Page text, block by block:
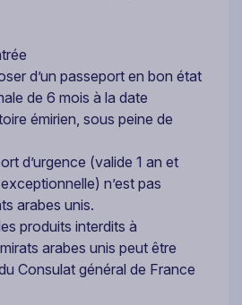
d’un passeport en bon état
de 6 mois à la date
émirien, sous peine de
d’urgence (valide 1 an et
n’est pas
arabes unis.
produits interdits à
arabes unis peut être
Consulat général de France